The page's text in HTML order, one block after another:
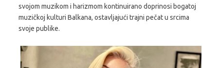
svojom muzikom i harizmom kontinuirano doprinosi bogatoj
muzičkoj kulturi Balkana, ostavljajući trajni pečat u srcima
svoje publike.